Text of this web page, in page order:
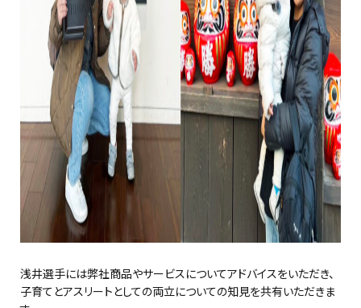
浅井選手には弊社商品やサービスについてアドバイスをいただき、
子育てとアスリートとしての両立についての知見を共有いただきま